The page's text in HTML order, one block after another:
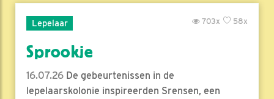
Lepelaar 58x
703x
Sprookje
16.07.26 De gebeurtenissen in de
lepelaarskolonie inspireerden Srensen, een